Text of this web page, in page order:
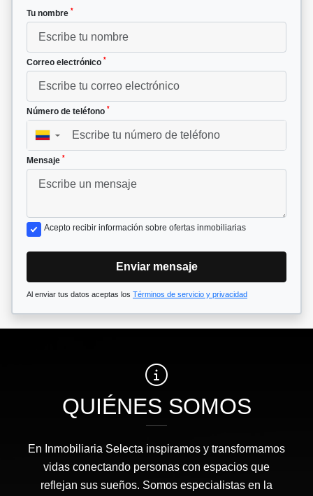
Tu nombre *
Correo electrónico *
Número de teléfono *
▼
Mensaje *
Acepto recibir información sobre ofertas inmobiliarias
Enviar mensaje
Al enviar tus datos aceptas los Términos de servicio y privacidad
QUIÉNES SOMOS
En Inmobiliaria Selecta inspiramos y transformamos
vidas conectando personas con espacios que
reflejan sus sueños. Somos especialistas en la